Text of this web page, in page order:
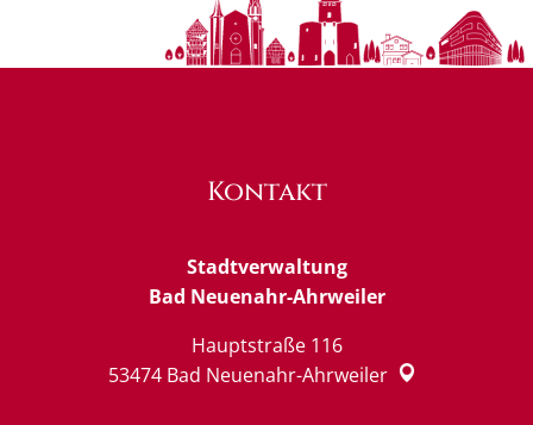
Kontakt
Stadtverwaltung
Bad Neuenahr-Ahrweiler
Hauptstraße 116
53474 Bad Neuenahr-Ahrweiler